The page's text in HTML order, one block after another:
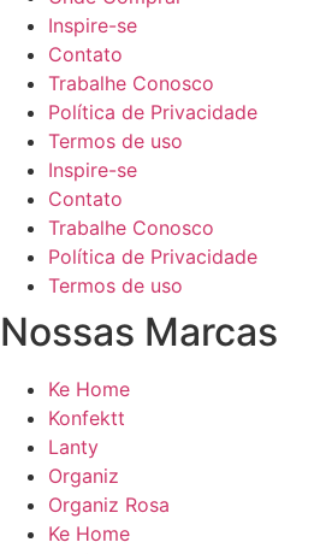
Inspire-se
Contato
Trabalhe Conosco
Política de Privacidade
Termos de uso
Inspire-se
Contato
Trabalhe Conosco
Política de Privacidade
Termos de uso
Nossas Marcas
Ke Home
Konfektt
Lanty
Organiz
Organiz Rosa
Ke Home